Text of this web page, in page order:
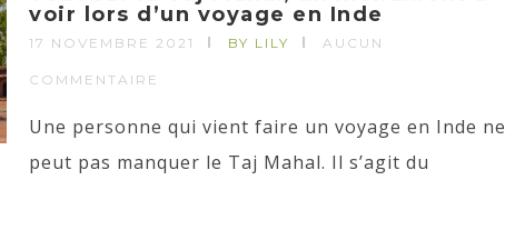
voir lors d’un voyage en Inde
17 NOVEMBRE 2021 BY LILY AUCUN
COMMENTAIRE
Une personne qui vient faire un voyage en Inde ne
peut pas manquer le Taj Mahal. Il s’agit du